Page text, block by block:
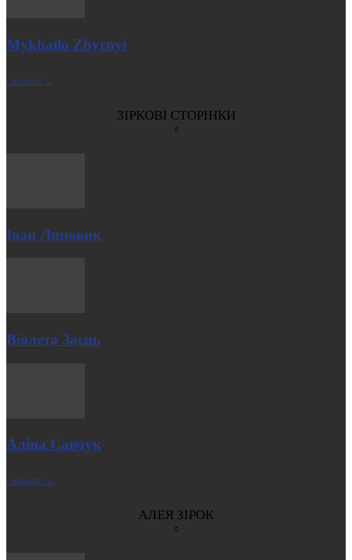
Mykhailo Zhyrnyi
| Більше →
ЗІРКОВІ СТОРІНКИ
Іван Липовик
Віолета Заєць
Аліна Савчук
| Більше →
АЛЕЯ ЗІРОК